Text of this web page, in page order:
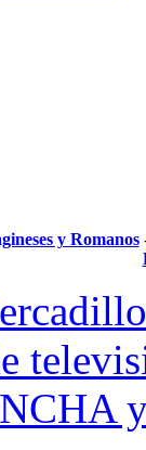
y Romanos